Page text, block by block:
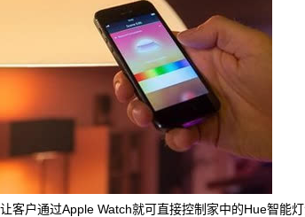
户通过Apple Watch就可直接控制家中的Hue智能灯